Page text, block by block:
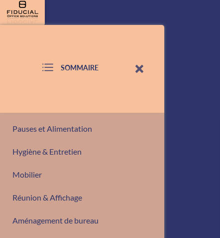
SOMMAIRE
Pauses et Alimentation
Hygiène & Entretien
Mobilier
Réunion & Affichage
Aménagement de bureau